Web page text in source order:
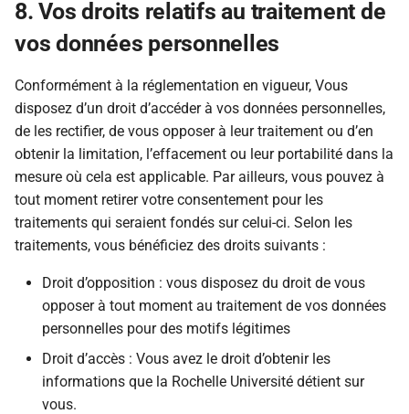
8. Vos droits relatifs au traitement de
vos données personnelles
Conformément à la réglementation en vigueur, Vous
disposez d’un droit d’accéder à vos données personnelles,
de les rectifier, de vous opposer à leur traitement ou d’en
obtenir la limitation, l’effacement ou leur portabilité dans la
mesure où cela est applicable. Par ailleurs, vous pouvez à
tout moment retirer votre consentement pour les
traitements qui seraient fondés sur celui-ci. Selon les
traitements, vous bénéficiez des droits suivants :
Droit d’opposition : vous disposez du droit de vous
opposer à tout moment au traitement de vos données
personnelles pour des motifs légitimes
Droit d’accès : Vous avez le droit d’obtenir les
informations que la Rochelle Université détient sur
vous.